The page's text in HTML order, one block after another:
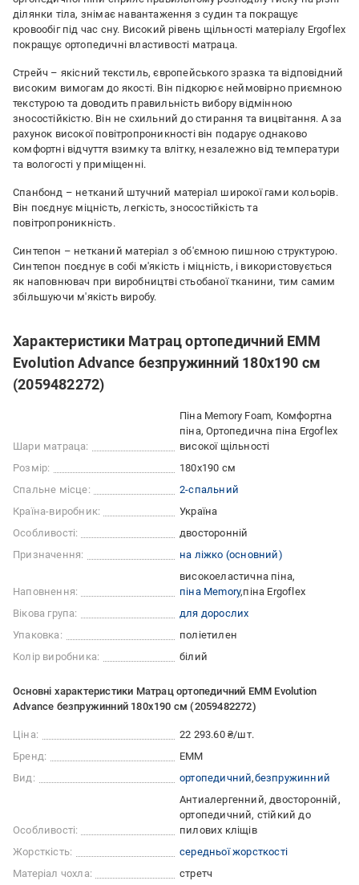
ділянки тіла, знімає навантаження з судин та покращує
кровообіг під час сну. Високий рівень щільності матеріалу Ergoflex
покращує ортопедичні властивості матраца.
Стрейч – якісний текстиль, європейського зразка та відповідний
високим вимогам до якості. Він підкорює неймовірно приємною
текстурою та доводить правильність вибору відмінною
зносостійкістю. Він не схильний до стирання та вицвітання. А за
рахунок високої повітропроникності він подарує однаково
комфортні відчуття взимку та влітку, незалежно від температури
та вологості у приміщенні.
Спанбонд – нетканий штучний матеріал широкої гами кольорів.
Він поєднує міцність, легкість, зносостійкість та
повітропроникність.
Синтепон – нетканий матеріал з об'ємною пишною структурою.
Синтепон поєднує в собі м'якість і міцність, і використовується
як наповнювач при виробництві стьобаної тканини, тим самим
збільшуючи м'якість виробу.
Характеристики Матрац ортопедичний ЕММ
Evolution Advance безпружинний 180х190 см
(2059482272)
Шари матраца:
Піна Memory Foam, Комфортна
піна, Ортопедична піна Ergoflex
високої щільності
Розмір:
180x190 см
Спальне місце:
2-спальний
Країна-виробник:
Україна
Особливості:
двосторонній
Призначення:
на ліжко (основний)
Наповнення:
високоеластична піна
піна Memory піна Ergoflex
Вікова група:
для дорослих
Упаковка:
поліетилен
Колір виробника:
білий
Основні характеристики Матрац ортопедичний ЕММ Evolution
Advance безпружинний 180х190 см (2059482272)
Ціна:
22 293.60 ₴/шт.
Бренд:
ЕММ
Вид:
ортопедичний безпружинний
Особливості:
Антиалергенний, двосторонній,
ортопедичний, стійкий до
пилових кліщів
Жорсткість:
середньої жорсткості
Матеріал чохла:
стретч